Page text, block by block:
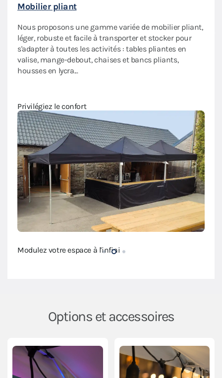
Modulez votre espace à l'infini
Mobilier pliant
Nous proposons une gamme variée de mobilier pliant,
léger, robuste et facile à transporter et stocker pour
s'adapter à toutes les activités : tables pliantes en
valise, mange-debout, chaises et bancs pliants,
housses en lycra...
Privilégiez le confort
Options et accessoires